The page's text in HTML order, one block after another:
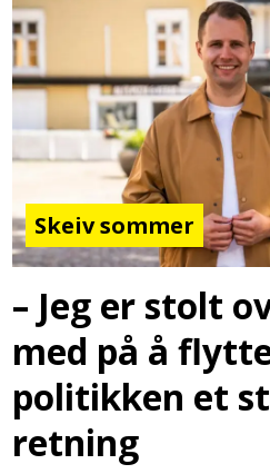
Skeiv sommer
– Jeg er stolt
med på å
politikken et
retning